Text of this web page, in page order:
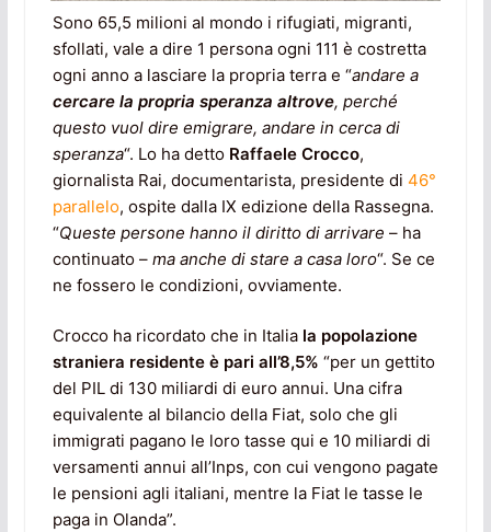
Sono 65,5 milioni al mondo i rifugiati, migranti,
sfollati, vale a dire 1 persona ogni 111 è costretta
ogni anno a lasciare la propria terra e “andare a
cercare la propria speranza altrove, perché
questo vuol dire emigrare, andare in cerca di
speranza“. Lo ha detto Raffaele Crocco,
giornalista Rai, documentarista, presidente di 46°
parallelo, ospite dalla IX edizione della Rassegna.
“Queste persone hanno il diritto di arrivare – ha
continuato – ma anche di stare a casa loro“. Se ce
ne fossero le condizioni, ovviamente.
Crocco ha ricordato che in Italia la popolazione
straniera residente è pari all’8,5% “per un gettito
del PIL di 130 miliardi di euro annui. Una cifra
equivalente al bilancio della Fiat, solo che gli
immigrati pagano le loro tasse qui e 10 miliardi di
versamenti annui all’Inps, con cui vengono pagate
le pensioni agli italiani, mentre la Fiat le tasse le
paga in Olanda”.